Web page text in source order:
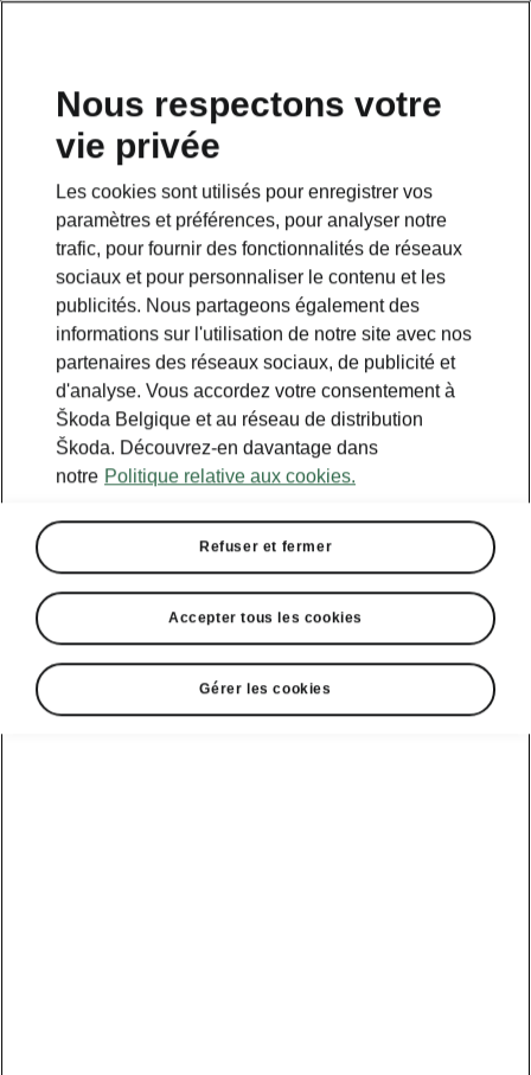
Planifiez ici votre voyage
Legend
Powerpass stations
Selected partners
IONITY
Standard stations
Nous respectons votre
vie privée
Les cookies sont utilisés pour enregistrer vos
paramètres et préférences, pour analyser notre
trafic, pour fournir des fonctionnalités de réseaux
sociaux et pour personnaliser le contenu et les
publicités. Nous partageons également des
informations sur l'utilisation de notre site avec nos
partenaires des réseaux sociaux, de publicité et
d'analyse. Vous accordez votre consentement à
Škoda Belgique et au réseau de distribution
Škoda. Découvrez-en davantage dans
notre Politique relative aux cookies.
Refuser et fermer
Accepter tous les cookies
Gérer les cookies